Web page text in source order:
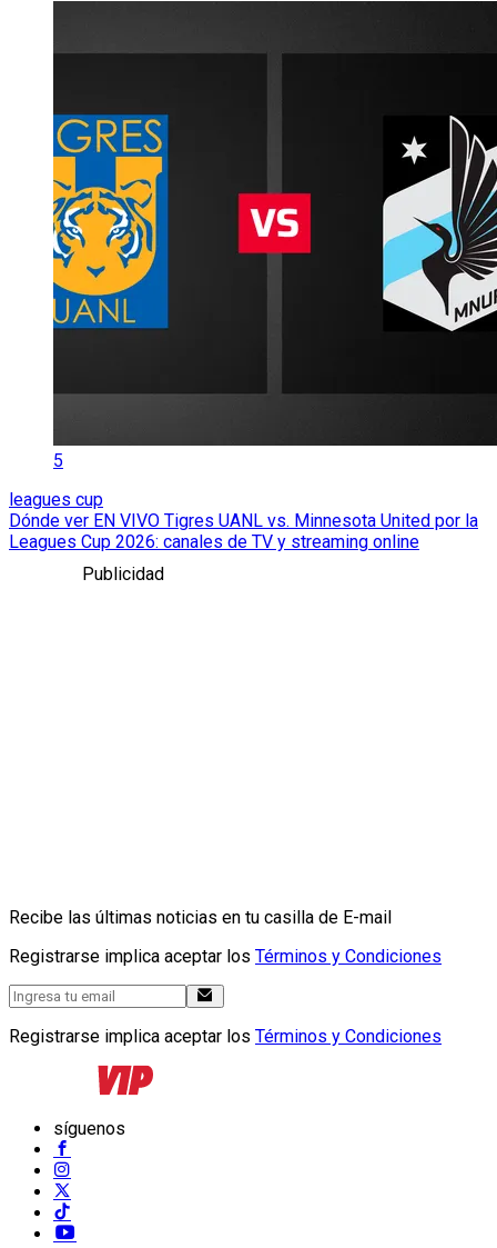
5
leagues cup
Dónde ver EN VIVO Tigres UANL vs. Minnesota United por la
Leagues Cup 2026: canales de TV y streaming online
Publicidad
Recibe las últimas noticias en tu casilla de E-mail
Registrarse implica aceptar los Términos y Condiciones
Registrarse implica aceptar los Términos y Condiciones
síguenos